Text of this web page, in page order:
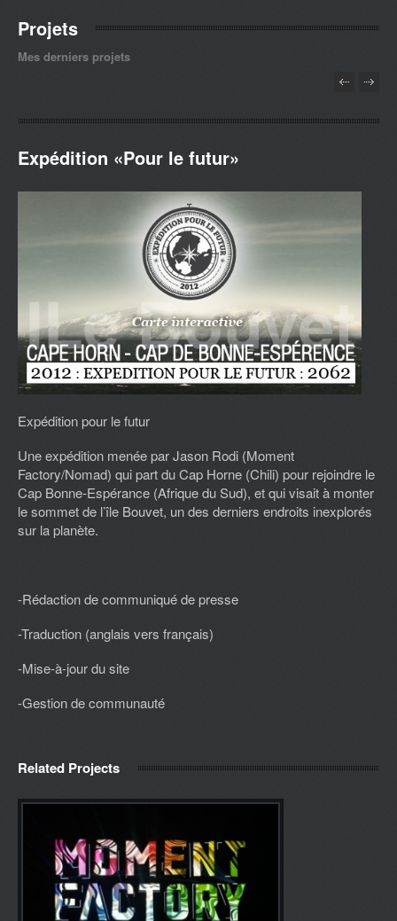
Projets
Mes derniers projets
Expédition «Pour le futur»
Expédition pour le futur
Une expédition menée par Jason Rodi (Moment
Factory/Nomad) qui part du Cap Horne (Chili) pour rejoindre le
Cap Bonne-Espérance (Afrique du Sud), et qui visait à monter
le sommet de l’île Bouvet, un des derniers endroits inexplorés
sur la planète.
-Rédaction de communiqué de presse
-Traduction (anglais vers français)
-Mise-à-jour du site
-Gestion de communauté
Related Projects